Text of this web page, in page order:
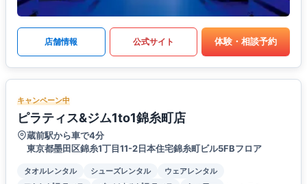
店舗情報 公式サイト 体験・相談予約
キャンペーン中
ピラティス&ジム1to1錦糸町店
蔵前駅から車で4分
東京都墨田区錦糸1丁目11-2日本住宅錦糸町ビル5FBフロア
タオルレンタル シューズレンタル
ウェアレンタル